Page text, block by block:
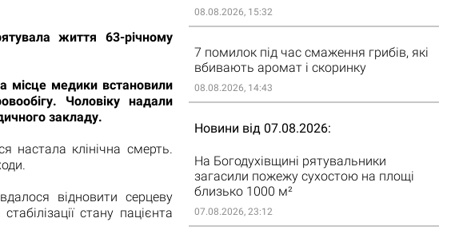
життя 63-річному
місце медики встановили
Чоловіку надали
закладу.
настала клінічна смерть.
відновити серцеву
стану пацієнта
08.08.2026, 15:32
7 помилок під час смаження грибів, які
вбивають аромат і скоринку
08.08.2026, 14:43
Новини від 07.08.2026
На Богодухівщині рятувальники
загасили пожежу сухостою на площі
близько 1000 м²
07.08.2026, 23:12